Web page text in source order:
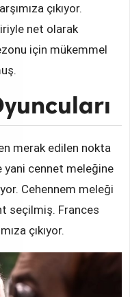
çıkıyor.
net olarak
için mükemmel
merak edilen nokta
yani cennet meleğine
Cehennem meleği
seçilmiş. Frances
çıkıyor.